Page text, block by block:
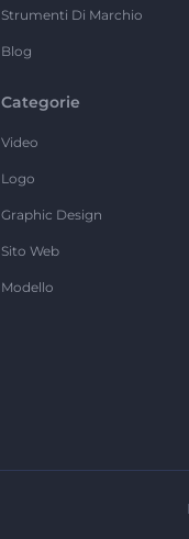
Strumenti Di Marchio
Blog
Categorie
Video
Logo
Graphic Design
Sito Web
Modello